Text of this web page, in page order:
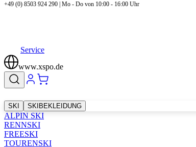
+49 (0) 8503 924 290 | Mo - Do von 10:00 - 16:00 Uhr
Service
www.xspo.de
SKI SKIBEKLEIDUNG
ALPIN SKI
RENNSKI
FREESKI
TOURENSKI